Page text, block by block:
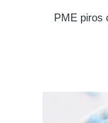
PME piros